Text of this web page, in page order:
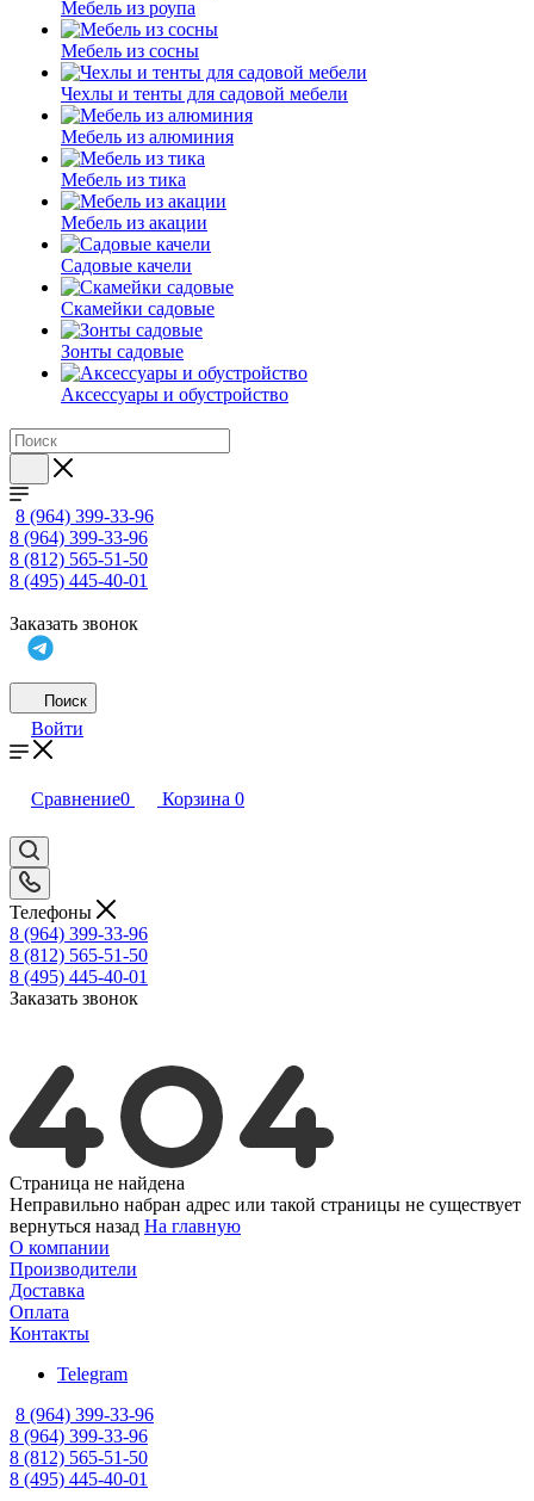
Мебель из роупа
Мебель из сосны
Чехлы и тенты для садовой мебели
Мебель из алюминия
Мебель из тика
Мебель из акации
Садовые качели
Скамейки садовые
Зонты садовые
Аксессуары и обустройство
8 (964) 399-33-96
8 (964) 399-33-96
8 (812) 565-51-50
8 (495) 445-40-01
Заказать звонок
Поиск
Войти
Сравнение0 Корзина 0
Телефоны
8 (964) 399-33-96
8 (812) 565-51-50
8 (495) 445-40-01
Заказать звонок
Страница не найдена
Неправильно набран адрес или такой страницы не существует
вернуться назад На главную
О компании
Производители
Доставка
Оплата
Контакты
Telegram
8 (964) 399-33-96
8 (964) 399-33-96
8 (812) 565-51-50
8 (495) 445-40-01